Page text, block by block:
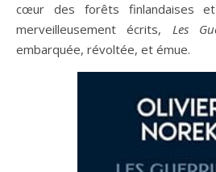
cœur des forêts finlandaises
merveilleusement écrits, Les
embarquée, révoltée, et émue.